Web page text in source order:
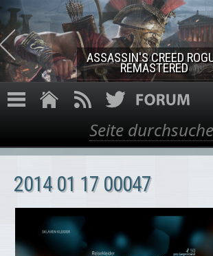
Direkt zum Inhalt
ASSASSIN'S CREED
REMASTERED
Suchformular
Suche
2014 01 17 00047